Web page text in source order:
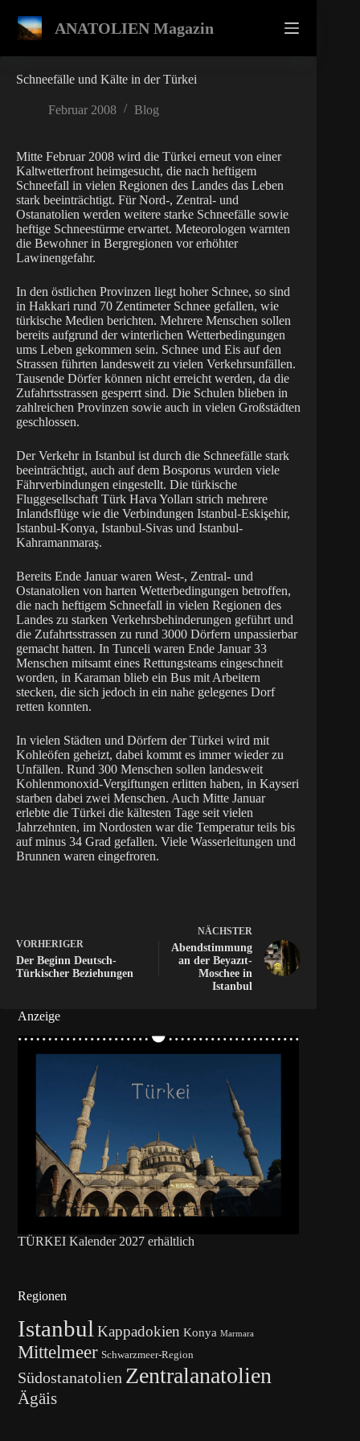
Inhalt
springen
ANATOLIEN Magazin
Schneefälle und Kälte in der Türkei
Februar 2008 Blog
Mitte Februar 2008 wird die Türkei erneut von einer
Kaltwetterfront heimgesucht, die nach heftigem
Schneefall in vielen Regionen des Landes das Leben
stark beeinträchtigt. Für Nord-, Zentral- und
Ostanatolien werden weitere starke Schneefälle sowie
heftige Schneestürme erwartet. Meteorologen warnten
die Bewohner in Bergregionen vor erhöhter
Lawinengefahr.
In den östlichen Provinzen liegt hoher Schnee, so sind
in Hakkari rund 70 Zentimeter Schnee gefallen, wie
türkische Medien berichten. Mehrere Menschen sollen
bereits aufgrund der winterlichen Wetterbedingungen
ums Leben gekommen sein. Schnee und Eis auf den
Strassen führten landesweit zu vielen Verkehrsunfällen.
Tausende Dörfer können nicht erreicht werden, da die
Zufahrtsstrassen gesperrt sind. Die Schulen blieben in
zahlreichen Provinzen sowie auch in vielen Großstädten
geschlossen.
Der Verkehr in Istanbul ist durch die Schneefälle stark
beeinträchtigt, auch auf dem Bosporus wurden viele
Fährverbindungen eingestellt. Die türkische
Fluggesellschaft Türk Hava Yolları strich mehrere
Inlandsflüge wie die Verbindungen Istanbul-Eskişehir,
Istanbul-Konya, Istanbul-Sivas und Istanbul-
Kahramanmaraş.
Bereits Ende Januar waren West-, Zentral- und
Ostanatolien von harten Wetterbedingungen betroffen,
die nach heftigem Schneefall in vielen Regionen des
Landes zu starken Verkehrsbehinderungen geführt und
die Zufahrtsstrassen zu rund 3000 Dörfern unpassierbar
gemacht hatten. In Tunceli waren Ende Januar 33
Menschen mitsamt eines Rettungsteams eingeschneit
worden, in Karaman blieb ein Bus mit Arbeitern
stecken, die sich jedoch in ein nahe gelegenes Dorf
retten konnten.
In vielen Städten und Dörfern der Türkei wird mit
Kohleöfen geheizt, dabei kommt es immer wieder zu
Unfällen. Rund 300 Menschen sollen landesweit
Kohlenmonoxid-Vergiftungen erlitten haben, in Kayseri
starben dabei zwei Menschen. Auch Mitte Januar
erlebte die Türkei die kältesten Tage seit vielen
Jahrzehnten, im Nordosten war die Temperatur teils bis
auf minus 34 Grad gefallen. Viele Wasserleitungen und
Brunnen waren eingefroren.
VORHERIGER
Der Beginn Deutsch-
Türkischer Beziehungen
NÄCHSTER
Abendstimmung
an der Beyazıt-
Moschee in
Istanbul
Anzeige
TÜRKEI Kalender 2027 erhältlich
Regionen
Istanbul Kappadokien Konya Marmara
Mittelmeer Schwarzmeer-Region
Südostanatolien Zentralanatolien
Ägäis